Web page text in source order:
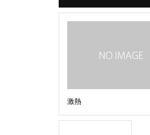
激熱